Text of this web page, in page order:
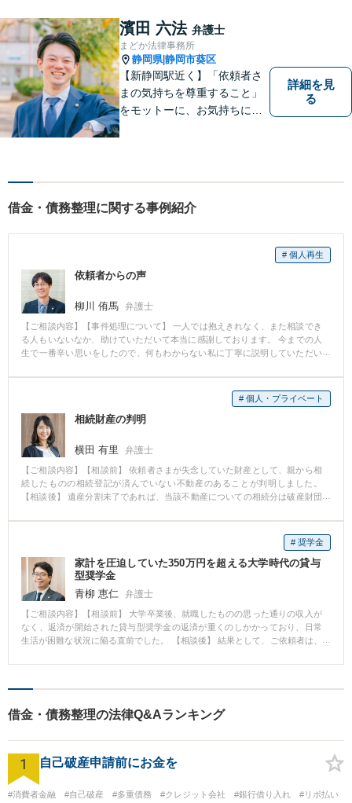
軽にご連絡ください。
濱田 六法 弁護士
まどか法律事務所
静岡県|静岡市葵区
【新静岡駅近く】「依頼者さ
まの気持ちを尊重すること」
をモットーに、お気持ちに寄
ご相談ください【交通事故】
決
詳細を見
る
借金・債務整理に関する事例紹介
# 個人再生
依頼者からの声
柳川 侑馬 弁護士
【ご相談内容】【事件処理について】 一人では抱えきれなく、また相談でき
る人もいないなか、助けていただいて本当に感謝しております。 今までの人
生で一番辛い思いをしたので、何もわからない私に丁寧に説明していただい
ても丁寧に、優しく、そして迅速に対応してくださいました。 気持ちが落ち
込むなか、明るく接してくださることが多く、心の支えになりました。 【そ
の他、感想】 今回相談させていただき、本当によかったと思っています。 今
後、何もないことを望みますが、万が一、何かあったときには、またご相談
させていただきたいと思います。 強い味方でした。 ありがとうございまし
た。
# 個人・プライベート
相続財産の判明
横田 有里 弁護士
【ご相談内容】【相談前】 依頼者さまが失念していた財産として、親から相
続したものの相続登記が済んでいない不動産のあることが判明しました。
【相談後】 遺産分割未了であれば、当該不動産についての相続分は破産財団
続人間では依頼者さま以外の相続人が当該不動産を相続するとの遺産分割協
議ができていました。 裁判所にはこうした事情を説明し、当該不動産が破産
財団に含まれないことを納得してもらいました。 【先生のコメント】 破産手
続によって何を失うか、何を残せるか、非常に重要なことですがわかりにく
いことでもあります。 一つ一つ丁寧に確認いたします。 お早めにご相談いた
だければ対処可能なこともございます。
# 奨学金
家計を圧迫していた350万円を超える大学時代の貸与
型奨学金
青柳 恵仁
弁護士
【ご相談内容】【相談前】 大学卒業後、就職したものの思った通りの収入が
なく、返済が開始された貸与型奨学金の返済が重くのしかかっており、日常
生活が困難な状況に陥る直前でした。 【相談後】 結果として、ご依頼者は、
奨学金の返済も免責されており、月々の返済は終了しました。 【先生のコメ
し、結果として生活費が不足してしまったのです。 現在、奨学金を借りたも
のの、卒業後、余裕を持って返済できるほどの収入がなく、月々の返済が苦
ぐにご連絡ください。 なお、貸与型奨学金を申し込む際、ほとんどの場合、
連帯保証人を付けます。もし連帯保証人がご家族等である場合、本人が破産
するとそのご家族である連帯保証人も連鎖して破産しなければならない場合
がありますので、十分注意してください（上記の例は機関保証（個人ではな
借金・債務整理の法律Q&Aランキング
1 自己破産申請前にお金を
#消費者金融 #自己破産 #多重債務 #クレジット会社 #銀行借り入れ #リボ払い